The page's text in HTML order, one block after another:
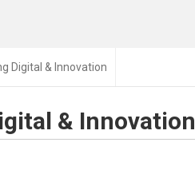
Digital & Innovation
& Innovation